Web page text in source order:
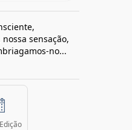
sensação,
no...